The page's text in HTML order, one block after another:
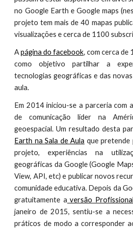
no Google Earth e Google maps
projeto tem mais de 40 mapas
visualizações e cerca de 1100
Apágina do facebook, com cerca de
como objetivo partilhar a
tecnologias geográficas e das
aula.
Em 2014 iniciou-se a parceria com
de comunicação líder na
geoespacial. Um resultado desta
Earth na Sala de Aula que pretende
projeto, experiências na
geográficas da Google (Google
View, API, etc) e publicar novos
comunidade educativa. Depois da
gratuitamente a versão
janeiro de 2015, sentiu-se a
práticos de modo a corresponder